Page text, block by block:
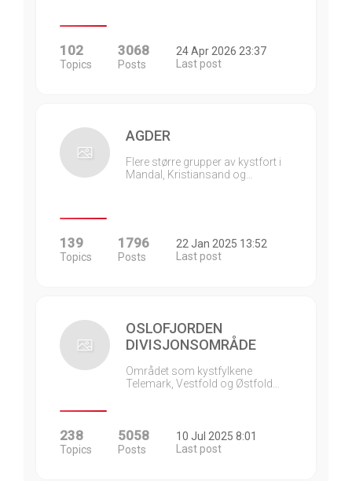
102
Topics
3068
Posts
24 Apr 2026 23:37
Last post
AGDER
Flere større grupper av kystfort i
Mandal, Kristiansand og…
139
Topics
1796
Posts
22 Jan 2025 13:52
Last post
OSLOFJORDEN
DIVISJONSOMRÅDE
Området som kystfylkene
Telemark, Vestfold og Østfold…
238
Topics
5058
Posts
10 Jul 2025 8:01
Last post